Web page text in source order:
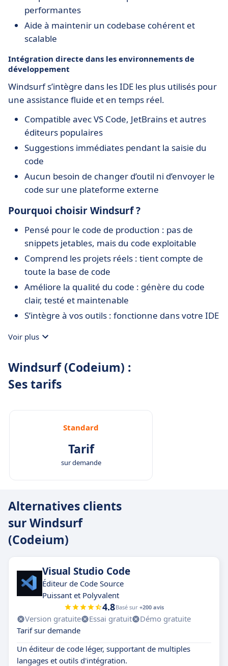
performantes
Aide à maintenir un codebase cohérent et
scalable
Intégration directe dans les environnements de
développement
Windsurf s’intègre dans les IDE les plus utilisés pour
une assistance fluide et en temps réel.
Compatible avec VS Code, JetBrains et autres
éditeurs populaires
Suggestions immédiates pendant la saisie du
code
Aucun besoin de changer d’outil ni d’envoyer le
code sur une plateforme externe
Pourquoi choisir Windsurf ?
Pensé pour le code de production : pas de
snippets jetables, mais du code exploitable
Comprend les projets réels : tient compte de
toute la base de code
Améliore la qualité du code : génère du code
clair, testé et maintenable
S’intègre à vos outils : fonctionne dans votre IDE
Respecte les standards d’équipe : s’adapte aux
projet
Voir plus
Windsurf (Codeium) :
Ses tarifs
Standard
Tarif
sur demande
Alternatives clients
sur Windsurf
(Codeium)
Visual Studio Code
Éditeur de Code Source
Puissant et Polyvalent
4.8Basé sur +200 avis
Version gratuite Essai gratuit
Démo gratuite
Tarif sur demande
Un éditeur de code léger, supportant de multiples
langages et outils d'intégration.